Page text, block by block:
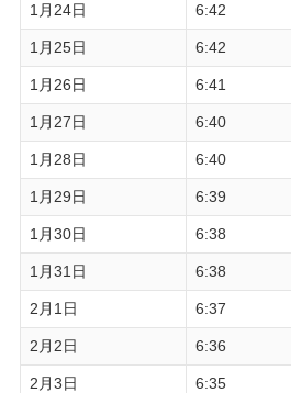
1月24日 6:42
1月25日 6:42
1月26日 6:41
1月27日 6:40
1月28日 6:40
1月29日 6:39
1月30日 6:38
1月31日 6:38
2月1日 6:37
2月2日 6:36
2月3日 6:35